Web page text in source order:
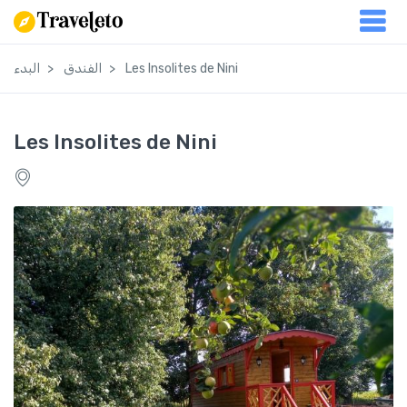
البدء الفندق Les Insolites de Nini
Les Insolites de Nini